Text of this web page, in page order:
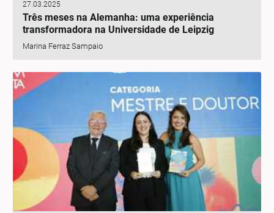
27.03.2025
Três meses na Alemanha: uma experiência
transformadora na Universidade de Leipzig
Marina Ferraz Sampaio